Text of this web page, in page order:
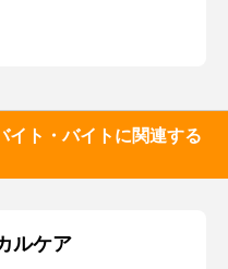
イト・バイトに関連する
ルケア